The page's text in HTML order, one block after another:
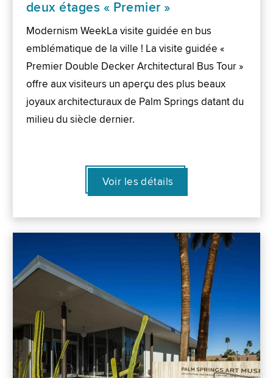
deux étages « Premier »
Modernism WeekLa visite guidée en bus
emblématique de la ville ! La visite guidée «
Premier Double Decker Architectural Bus Tour »
offre aux visiteurs un aperçu des plus beaux
joyaux architecturaux de Palm Springs datant du
milieu du siècle dernier.
Voir les détails